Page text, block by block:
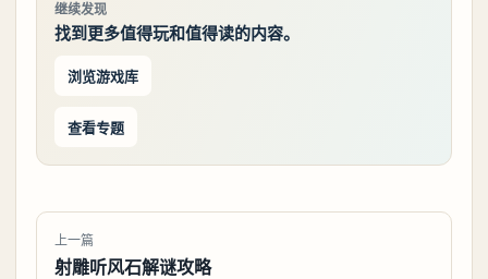
继续发现
找到更多值得玩和值得读的内容。
浏览游戏库
查看专题
上一篇
射雕听风石解谜攻略